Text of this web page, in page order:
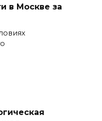
в Москве за